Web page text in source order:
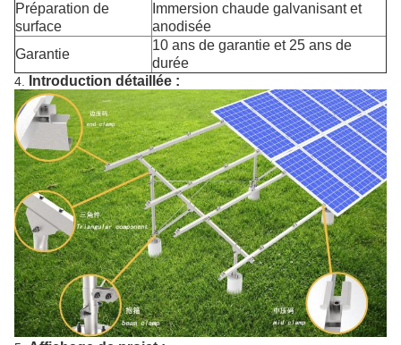
Préparation de
surface
Immersion chaude galvanisant et
anodisée
Garantie
10 ans de garantie et 25 ans de
durée
4. Introduction détaillée :